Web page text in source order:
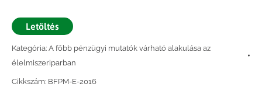
Letöltés
Kategória: A főbb pénzügyi mutatók várható alakulása az
élelmiszeriparban
Cikkszám: BFPM-E-2016